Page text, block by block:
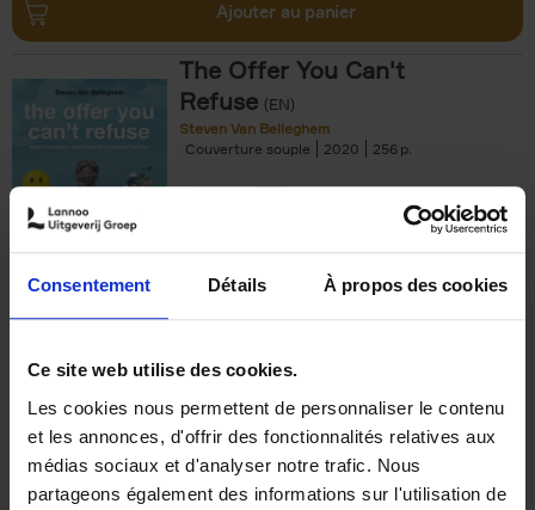
Consentement Détails À propos des cookies
Ce site web utilise des cookies.
Les cookies nous permettent de personnaliser le contenu
et les annonces, d'offrir des fonctionnalités relatives aux
médias sociaux et d'analyser notre trafic. Nous
partageons également des informations sur l'utilisation de
Ajouter au panier
The Offer You Can't
Refuse (EN)
Steven Van Belleghem
Couverture souple
2020 256
€37,50
Building Bonds = Building
Business
Jochen Roef Jozefien De Feyter
Carolien Boom
Couverture souple
2025 200